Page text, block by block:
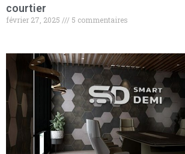
courtier
février 27, 2025 5 commentaires